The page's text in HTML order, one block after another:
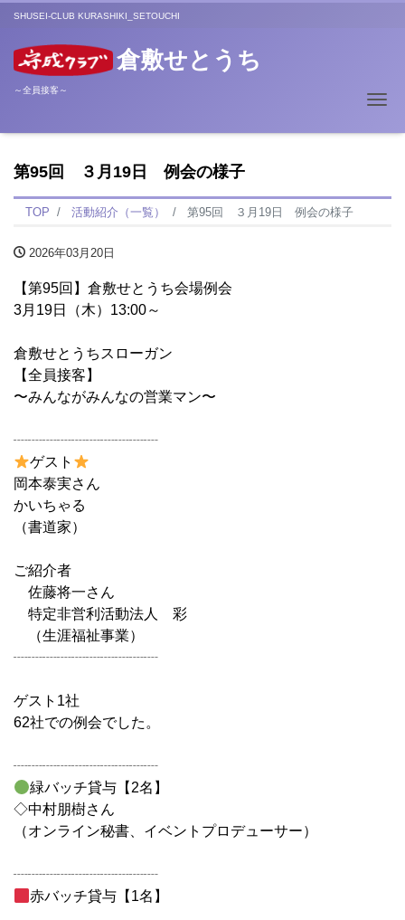
SHUSEI-CLUB KURASHIKI_SETOUCHI
倉敷せとうち
～全員接客～
第95回 ３月19日 例会の様子
TOP 活動紹介（一覧） 第95回 ３月19日 例会の様子
2026年03月20日
【第95回】倉敷せとうち会場例会
3月19日（木）13:00～
倉敷せとうちスローガン
【全員接客】
〜みんながみんなの営業マン〜
┈┈┈┈┈┈┈┈┈┈
ゲスト
岡本泰実さん
かいちゃる
（書道家）
ご紹介者
佐藤将一さん
特定非営利活動法人 彩
（生涯福祉事業）
┈┈┈┈┈┈┈┈┈┈
ゲスト1社
62社での例会でした。
┈┈┈┈┈┈┈┈┈┈
緑バッチ貸与【2名】
◇中村朋樹さん
（オンライン秘書、イベントプロデューサー）
┈┈┈┈┈┈┈┈┈┈
赤バッチ貸与【1名】